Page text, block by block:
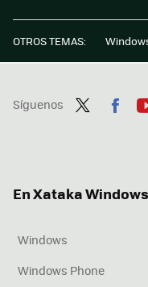
OTROS TEMAS:
Síguenos
En Xataka
Windows
Windows Phone